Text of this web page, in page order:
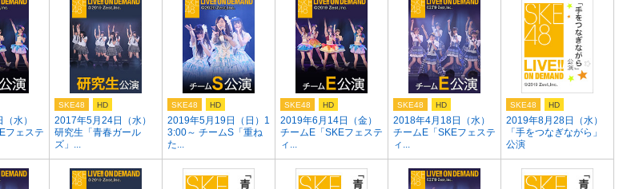
水）
フェステ
2017年5月24日（水）
研究生「青春ガール
ズ」...
SKE48 HD
2019年5月19日（日）1
3:00～ チームS「重ね
た...
SKE48 HD
2019年6月14日（金）
チームE「SKEフェステ
ィ...
SKE48 HD
2018年4月18日（水）
チームE「SKEフェステ
ィ...
SKE48 HD
2019年8月28日（水）
「手をつなぎながら」
公演
SKE48 HD